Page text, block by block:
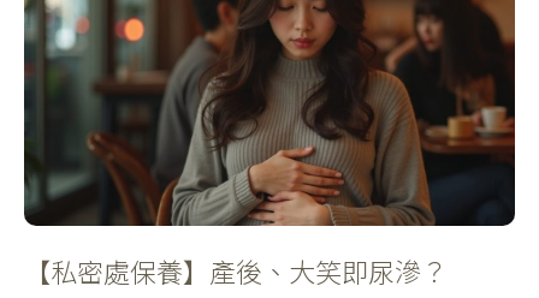
【私密處保養】產後、大笑即尿滲？
後、
大
笑
即
尿
滲？